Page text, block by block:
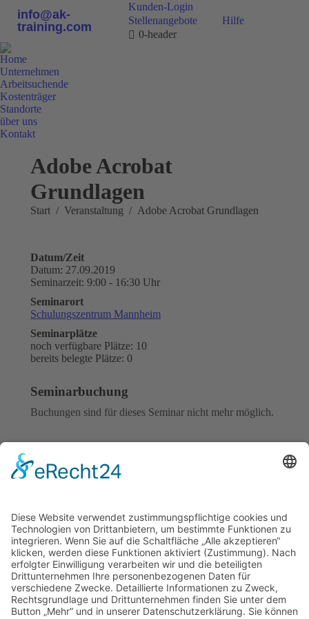
info@ak-
training.com
Kunden-Login
Stellenangebote
Hilfe
0-header
Home
Unternehmen
Arbeitsuchende
Kostenträger
Standorte
über uns
Kontakt
Adobe Acrobat
Grundlagen
Sie befinden sich hier:
Start Veranstaltung Adobe Acrobat Grundlagen
Datum/Zeit
Datum: 27.09.2019
Seminarzeit: 9:00 - 16:30 Uhr
Seminarort
Schulungszentrum Mannheim
Seminarplätze
noch verfügbare Plätze: 10
bereits belegte Plätze: 0
Seminarbuchung
Buchungen sind für dieses Seminar nicht mehr möglich.